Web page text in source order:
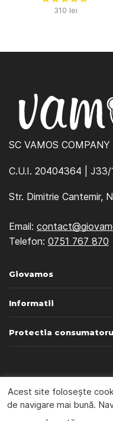
310 lei
SC VAMOS COMPANY
C.U.I. 20404364 | J33/
Str. Dimitrie Cantemir,
Email:
Telefon: 0751 767 870
Giovamos
Informatii
Protectia
© 2026 Giovamos
Acest site folosește
de navigare mai bună.